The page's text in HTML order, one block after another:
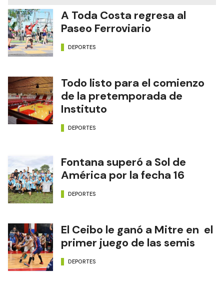
A Toda Costa regresa al
Paseo Ferroviario
DEPORTES
Todo listo para el comienzo
de la pretemporada de
Instituto
DEPORTES
Fontana superó a Sol de
América por la fecha 16
DEPORTES
El Ceibo le ganó a Mitre en el
primer juego de las semis
DEPORTES